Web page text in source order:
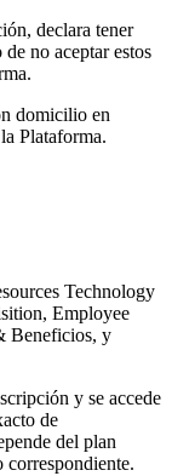
declara tener
no aceptar estos
domicilio en
Plataforma.
Technology
Employee
Beneficios, y
y se accede
de
del plan
correspondiente.